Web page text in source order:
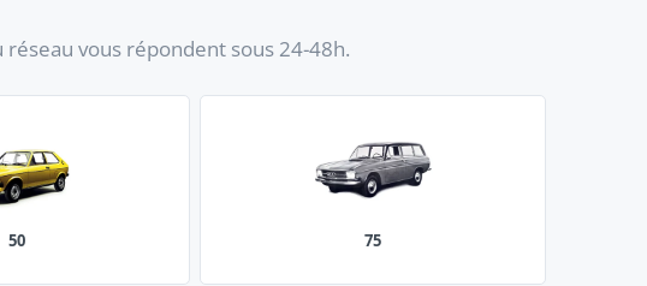
vous répondent sous 24-48h.
50 75